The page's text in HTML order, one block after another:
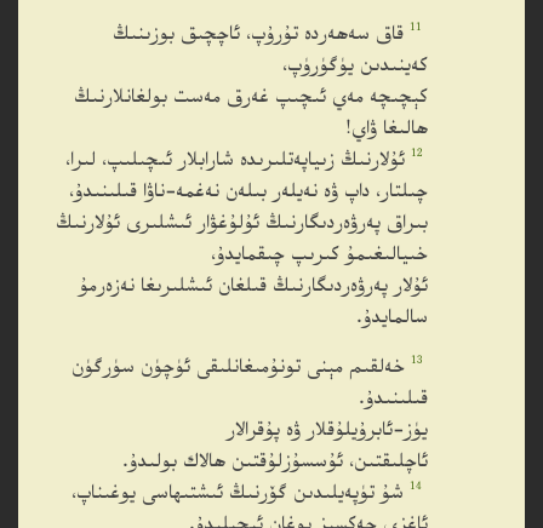
11 قاق سەھەردە تۇرۇپ، ئاچچىق بوزىنىڭ
كەينىدىن يۈگۈرۈپ،
كېچىچە مەي ئىچىپ غەرق مەست بولغانلارنىڭ
ھالىغا ۋاي!
12 ئۇلارنىڭ زىياپەتلىرىدە شارابلار ئىچىلىپ، لىرا،
چىلتار، داپ ۋە نەيلەر بىلەن نەغمە-ناۋا قىلىنىدۇ،
بىراق پەرۋەردىگارنىڭ ئۇلۇغۋار ئىشلىرى ئۇلارنىڭ
خىيالىغىمۇ كىرىپ چىقمايدۇ،
ئۇلار پەرۋەردىگارنىڭ قىلغان ئىشلىرىغا نەزەرمۇ
سالمايدۇ.
13 خەلقىم مېنى تونۇمىغانلىقى ئۈچۈن سۈرگۈن
قىلىنىدۇ.
يۈز-ئابرۇيلۇقلار ۋە پۇقرالار
ئاچلىقتىن، ئۇسسۇزلۇقتىن ھالاك بولىدۇ.
14 شۇ تۈپەيلىدىن گۆرنىڭ ئىشتىھاسى يوغىناپ،